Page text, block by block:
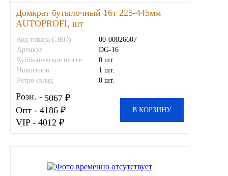
Домкрат бутылочный 16т 225-445мм
AUTOPROFI, шт
Код товара (ЭКО)
00-00026607
Артикул
DG-16
Куйбышевское шоссе
0 шт.
Новоселов
1 шт.
Ретро склад
0 шт.
Розн. - 5067 ₽
Опт - 4186 ₽
VIP - 4012 ₽
В КОРЗИНУ